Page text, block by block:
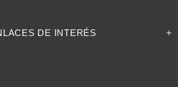
DE INTERÉS